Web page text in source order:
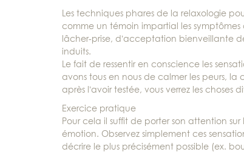
Les techniques phares de la relaxologie
comme un témoin impartial les
lâcher-prise, d’acceptation bienveillante
induits.
Le fait de ressentir en conscience les
avons tous en nous de calmer les peurs,
après l’avoir testée, vous verrez les choses
Exercice pratique
Pour cela il suffit de porter son attention
émotion. Observez simplement ces
décrire le plus précisément possible (ex.